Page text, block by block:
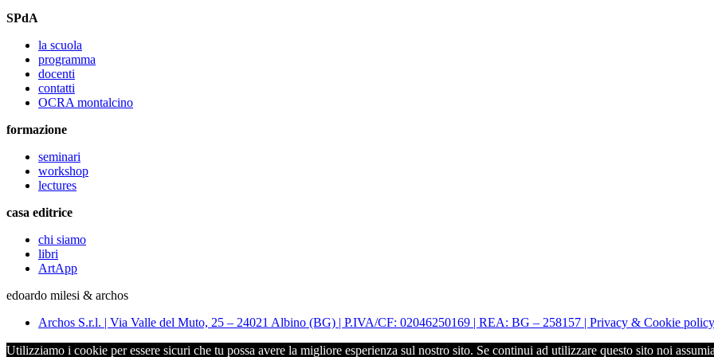
SPdA
la scuola
programma
docenti
contatti
OCRA montalcino
formazione
seminari
workshop
lectures
casa editrice
chi siamo
libri
ArtApp
edoardo milesi & archos
Archos S.r.l. | Via Valle del Muto, 25 – 24021 Albino (BG) | P.IVA/CF: 02046250169 | REA: BG – 258157 | Privacy & Cookie policy
Utilizziamo i cookie per essere sicuri che tu possa avere la migliore esperienza sul nostro sito. Se continui ad utilizzare questo sito noi